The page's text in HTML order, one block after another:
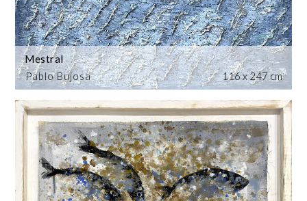
Pablo Bujosa
Mestral
116 x 247 cm